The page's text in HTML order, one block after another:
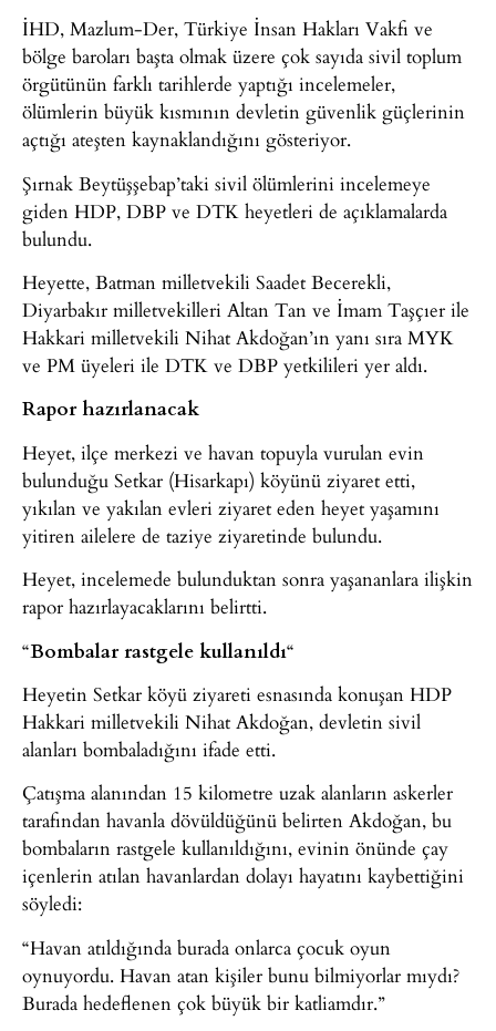
İHD, Mazlum-Der, Türkiye İnsan Hakları Vakfı ve
bölge baroları başta olmak üzere çok sayıda sivil toplum
örgütünün farklı tarihlerde yaptığı incelemeler,
ölümlerin büyük kısmının devletin güvenlik güçlerinin
açtığı ateşten kaynaklandığını gösteriyor.
Şırnak Beytüşşebap’taki sivil ölümlerini incelemeye
giden HDP, DBP ve DTK heyetleri de açıklamalarda
bulundu.
Heyette, Batman milletvekili Saadet Becerekli,
Diyarbakır milletvekilleri Altan Tan ve İmam Taşçıer ile
Hakkari milletvekili Nihat Akdoğan’ın yanı sıra MYK
ve PM üyeleri ile DTK ve DBP yetkilileri yer aldı.
Rapor hazırlanacak
Heyet, ilçe merkezi ve havan topuyla vurulan evin
bulunduğu Setkar (Hisarkapı) köyünü ziyaret etti,
yıkılan ve yakılan evleri ziyaret eden heyet yaşamını
yitiren ailelere de taziye ziyaretinde bulundu.
Heyet, incelemede bulunduktan sonra yaşananlara ilişkin
rapor hazırlayacaklarını belirtti.
“Bombalar rastgele kullanıldı“
Heyetin Setkar köyü ziyareti esnasında konuşan HDP
Hakkari milletvekili Nihat Akdoğan, devletin sivil
alanları bombaladığını ifade etti.
Çatışma alanından 15 kilometre uzak alanların askerler
tarafından havanla dövüldüğünü belirten Akdoğan, bu
bombaların rastgele kullanıldığını, evinin önünde çay
içenlerin atılan havanlardan dolayı hayatını kaybettiğini
söyledi:
“Havan atıldığında burada onlarca çocuk oyun
oynuyordu. Havan atan kişiler bunu bilmiyorlar mıydı?
Burada hedeflenen çok büyük bir katliamdır.”